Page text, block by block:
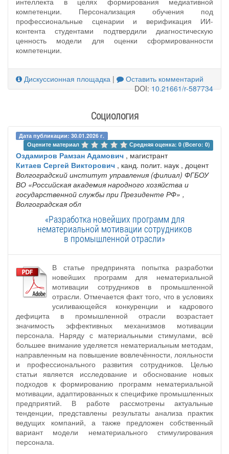
компетенции. Персонализация обучения под
профессиональные сценарии и верификация ИИ-
контента студентами подтвердили диагностическую
ценность модели для оценки сформированности
компетенции.
Дискуссионная площадка |
Оставить комментарий
DOI:10.21661/r-587734
Социология
Дата публикации: 30.01.2026 г.
Оцените материал
Средняя оценка: 0 (Всего: 0)
Оздамиров Рамзан Адамович , магистрант
Китаев Сергей Викторович , канд. полит. наук , доцент
Волгоградский институт управления (филиал) ФГБОУ
ВО «Российская академия народного хозяйства и
государственной службы при Президенте РФ» ,
Волгоградская обл
«Разработка новейших программ для
нематериальной мотивации сотрудников
в промышленной отрасли»
В статье предпринята попытка разработки
новейших программ для нематериальной
мотивации сотрудников в промышленной
отрасли. Отмечается факт того, что в условиях
усиливающейся конкуренции и кадрового
дефицита в промышленной отрасли возрастает
значимость эффективных механизмов мотивации
персонала. Наряду с материальными стимулами, всё
большее внимание уделяется нематериальным методам,
направленным на повышение вовлечённости, лояльности
и профессионального развития сотрудников. Целью
статьи является исследование и обоснование новых
подходов к формированию программ нематериальной
мотивации, адаптированных к специфике промышленных
предприятий. В работе рассмотрены актуальные
тенденции, представлены результаты анализа практик
ведущих компаний, а также предложен собственный
вариант модели нематериального стимулирования
персонала.